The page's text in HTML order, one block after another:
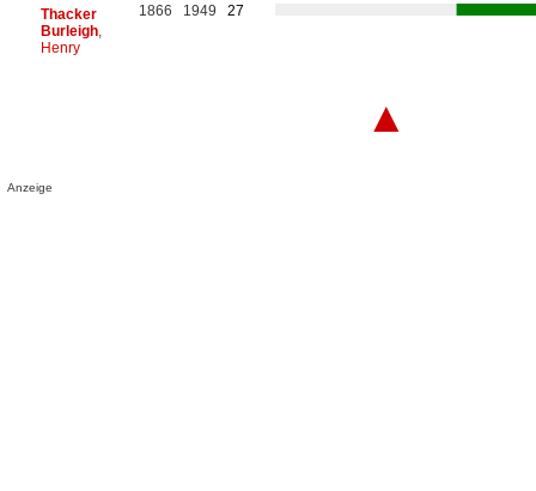
Thacker
Burleigh,
Henry
1866 1949 27
▲
Anzeige